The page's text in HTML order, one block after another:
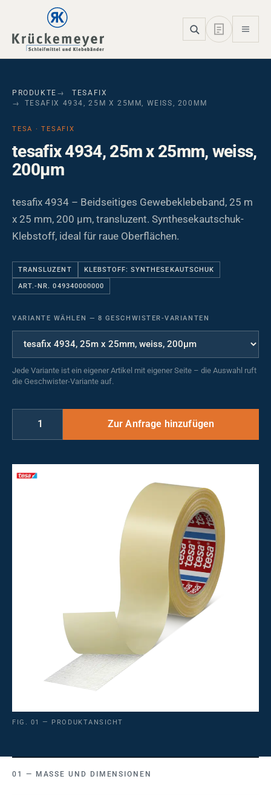
Skip to main navigation
Skip to main content
Skip to page footer
PRODUKTE
TESAFIX
TESAFIX 4934, 25M X 25MM, WEISS, 200ΜM
TESA · TESAFIX
tesafix 4934, 25m x 25mm, weiss,
200µm
tesafix 4934 – Beidseitiges Gewebeklebeband, 25 m
x 25 mm, 200 µm, transluzent. Synthesekautschuk-
Klebstoff, ideal für raue Oberflächen.
TRANSLUZENT KLEBSTOFF: SYNTHESEKAUTSCHUK
ART.-NR. 049340000000
VARIANTE WÄHLEN — 8 GESCHWISTER-VARIANTEN
Jede Variante ist ein eigener Artikel mit eigener Seite – die Auswahl ruft
die Geschwister-Variante auf.
FIG. 01 — PRODUKTANSICHT
MASSE UND DIMENSIONEN